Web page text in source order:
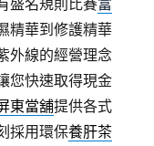
盛名規則比賽富
精華到修護精華
外線的經營理念
您快速取得現金
東當舖提供各式
採用環保養肝茶